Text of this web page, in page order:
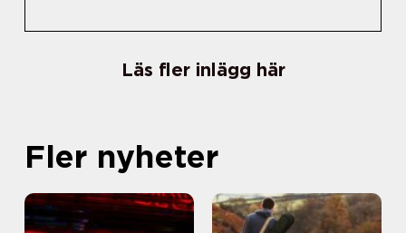
Läs fler inlägg här
Fler nyheter